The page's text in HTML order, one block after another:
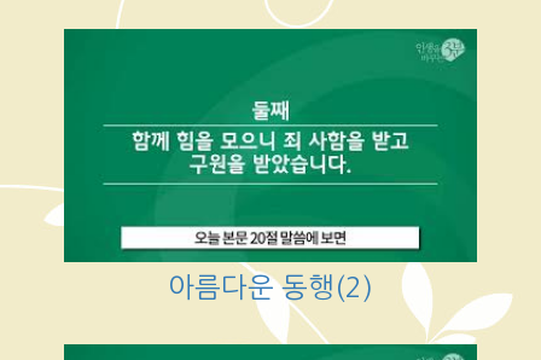
아름다운 동행(2)